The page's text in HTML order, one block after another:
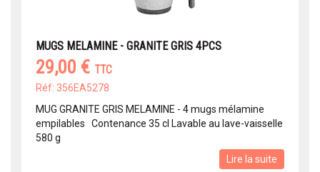
MUGS MELAMINE - GRANITE GRIS 4PCS
29,00 € TTC
Réf: 356EA5278
MUG GRANITE GRIS MELAMINE - 4 mugs mélamine
empilables Contenance 35 cl Lavable au lave-vaisselle
580 g
Lire la suite